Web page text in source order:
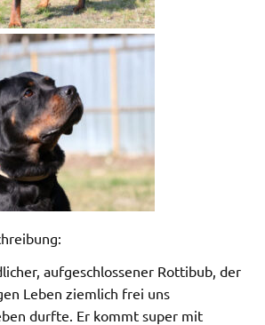
aufgeschlossener Rottibub, der
Leben ziemlich frei uns
durfte. Er kommt super mit